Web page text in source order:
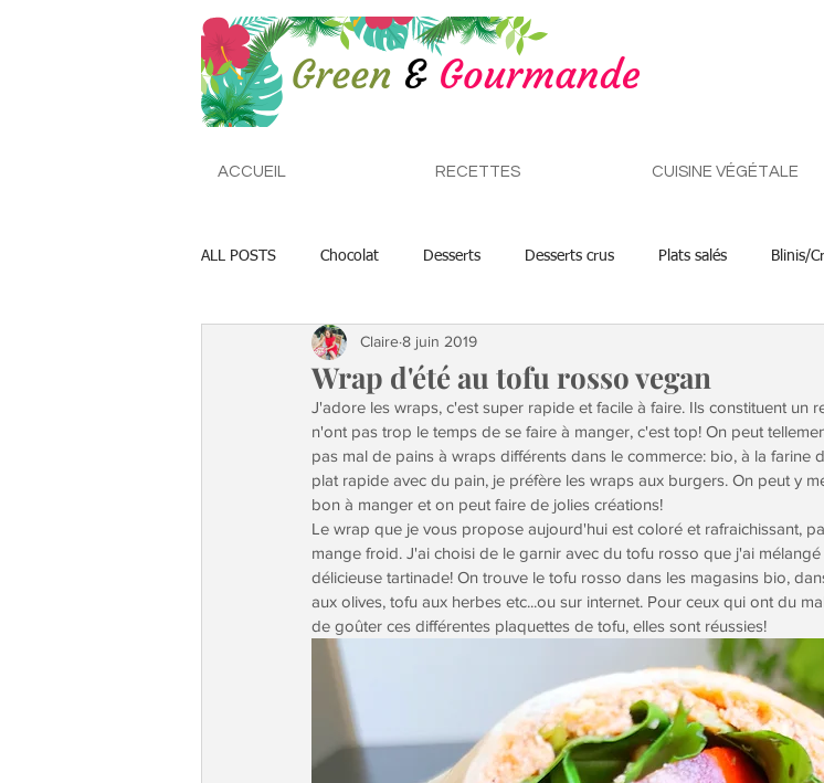
ACCUEIL RECETTES CUISINE VÉGÉTALE
ALL POSTS Chocolat Desserts Desserts crus Plats salés Blinis/
Plats de Fêtes Bouddha Bowls
Wrap d'été au tofu rosso vegan
Claire8 juin 2019
J'adore les wraps, c'est super rapide et facile à faire. Ils constituent un
n'ont pas trop le temps de se faire à manger, c'est top! On peut
pas mal de pains à wraps différents dans le commerce: bio, à la farine
plat rapide avec du pain, je préfère les wraps aux burgers. On peut y
bon à manger et on peut faire de jolies créations!
Le wrap que je vous propose aujourd'hui est coloré et rafraichissant,
mange froid. J'ai choisi de le garnir avec du tofu rosso que j'ai
délicieuse tartinade! On trouve le tofu rosso dans les magasins bio,
aux olives, tofu aux herbes etc...ou sur internet. Pour ceux qui ont du
de goûter ces différentes plaquettes de tofu, elles sont réussies!